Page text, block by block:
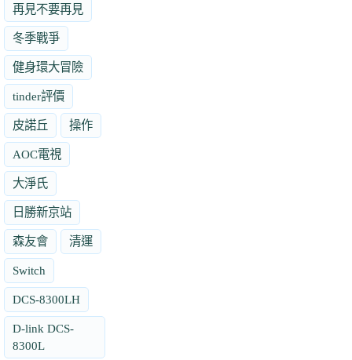
再見不要再見
冬季戰爭
健身環大冒險
tinder評價
皮諾丘 操作
AOC電視
大淨氏
日勝新京站
森友會 清運
Switch
DCS-8300LH
D-link DCS-
8300L